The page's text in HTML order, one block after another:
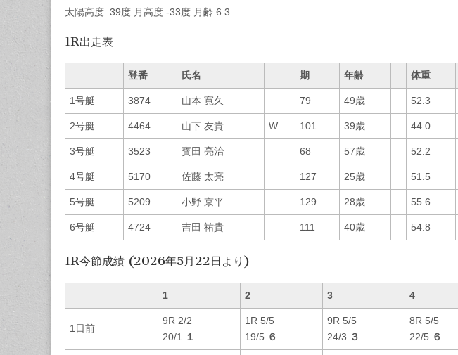
太陽高度: 39度 月高度:-33度 月齢:6.3
1R出走表
登番 氏名 期 年齢 体重
1号艇 3874 山本 寛久 79 49歳 52.3
2号艇 4464 山下 友貴 W 101 39歳 44.0
3号艇 3523 寳田 亮治 68 57歳 52.2
4号艇 5170 佐藤 太亮 127 25歳 51.5
5号艇 5209 小野 京平 129 28歳 55.6
6号艇 4724 吉田 祐貴 111 40歳 54.8
1R今節成績 (2026年5月22日より)
1 2 3 4
1日前
9R 2/2
20/1
１
1R 5/5
19/5 ６
9R 5/5
24/3 ３
8R 5/5
22/5 ６